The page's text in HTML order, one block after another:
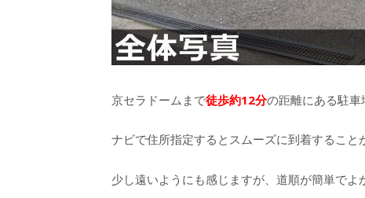
京セラドームまで徒歩約12分の距離にある駐車
ナビで住所指定するとスムーズに到着すること
少し遠いようにも感じますが、道順が簡単でよ